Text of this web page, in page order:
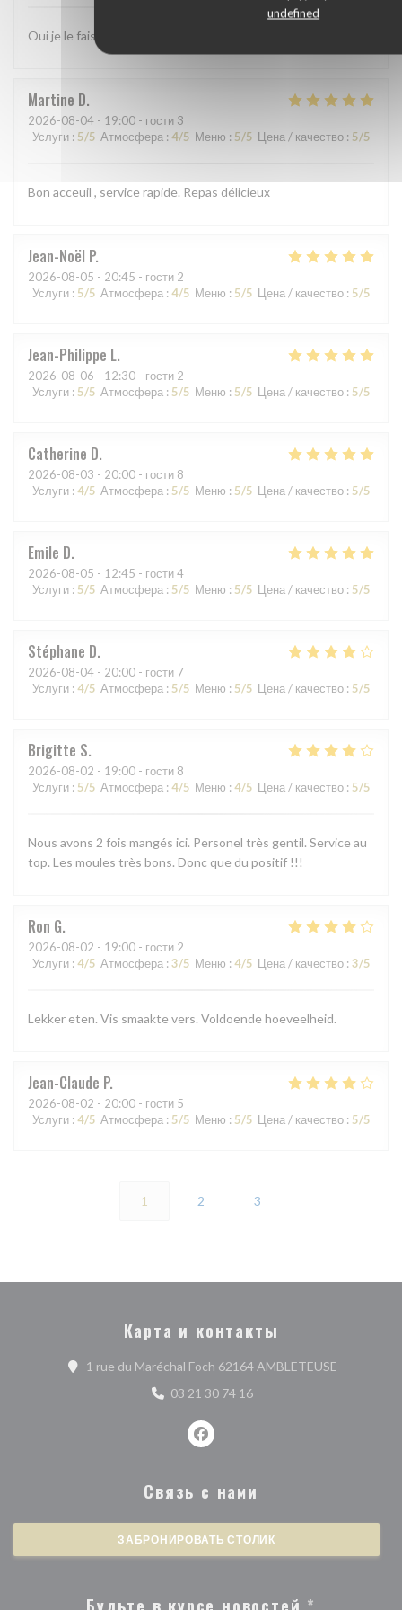
undefined
Oui je le fais
Martine D
2026-08-04 - 19:00 - гости 3
Услуги : 5/5 Атмосфера : 4/5 Меню : 5/5 Цена / качество : 5/5
Bon acceuil , service rapide. Repas délicieux
Jean-Noël P
2026-08-05 - 20:45 - гости 2
Услуги : 5/5 Атмосфера : 4/5 Меню : 5/5 Цена / качество : 5/5
Jean-Philippe L
2026-08-06 - 12:30 - гости 2
Услуги : 5/5 Атмосфера : 5/5 Меню : 5/5 Цена / качество : 5/5
Catherine D
2026-08-03 - 20:00 - гости 8
Услуги : 4/5 Атмосфера : 5/5 Меню : 5/5 Цена / качество : 5/5
Emile D
2026-08-05 - 12:45 - гости 4
Услуги : 5/5 Атмосфера : 5/5 Меню : 5/5 Цена / качество : 5/5
Stéphane D
2026-08-04 - 20:00 - гости 7
Услуги : 4/5 Атмосфера : 5/5 Меню : 5/5 Цена / качество : 5/5
Brigitte S
2026-08-02 - 19:00 - гости 8
Услуги : 5/5 Атмосфера : 4/5 Меню : 4/5 Цена / качество : 5/5
Nous avons 2 fois mangés ici. Personel très gentil. Service au
top. Les moules très bons. Donc que du positif !!!
Ron G
2026-08-02 - 19:00 - гости 2
Услуги : 4/5 Атмосфера : 3/5 Меню : 4/5 Цена / качество : 3/5
Lekker eten. Vis smaakte vers. Voldoende hoeveelheid.
Jean-Claude P
2026-08-02 - 20:00 - гости 5
Услуги : 4/5 Атмосфера : 5/5 Меню : 5/5 Цена / качество : 5/5
1 2 3
Карта и контакты
1 rue du Maréchal Foch 62164 AMBLETEUSE
03 21 30 74 16
Facebook ((открывается в
Связь с нами
ЗАБРОНИРОВАТЬ СТОЛИК
Будьте в курсе новостей *